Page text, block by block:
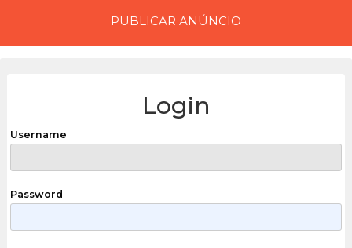
PUBLICAR ANÚNCIO
Login
Username
Password